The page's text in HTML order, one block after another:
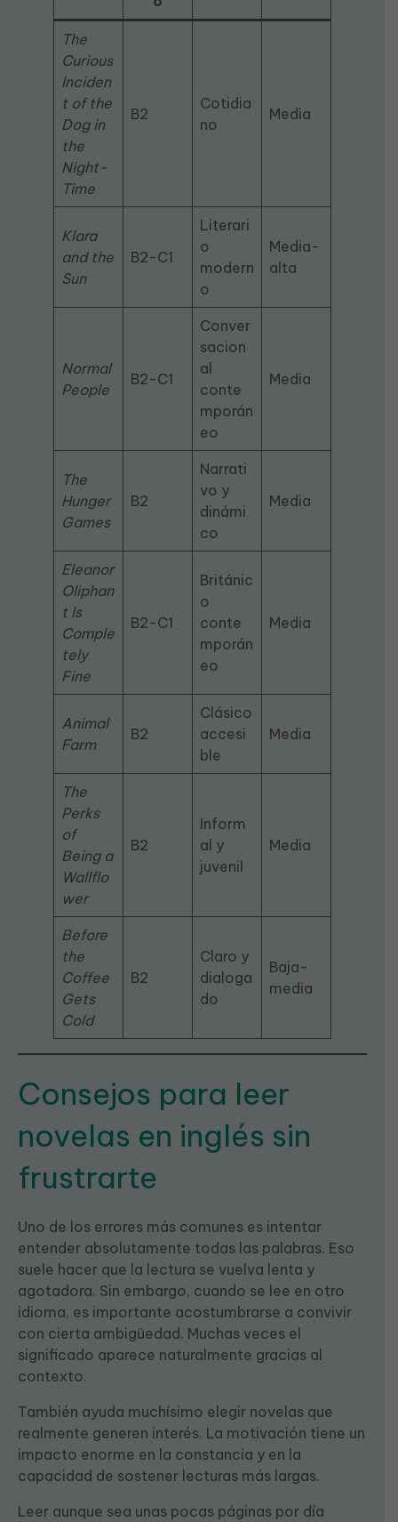
The
Curious
Inciden
t of the
Dog in
the
Night-
Time
B2
Cotidia
no
Media
Klara
and the
Sun
B2-C1
Literari
o
modern
o
Media-
alta
Normal
People
B2-C1
Conver
sacion
al
conte
mporán
eo
Media
The
Hunger
Games
B2
Narrati
vo y
dinámi
co
Media
Eleanor
Oliphan
t Is
Comple
tely
Fine
B2-C1
Británic
o
conte
mporán
eo
Media
Animal
Farm
B2
Clásico
accesi
ble
Media
The
Perks
of
Being a
Wallflo
wer
B2
Inform
al y
juvenil
Media
Before
the
Coffee
Gets
Cold
B2
Claro y
dialoga
do
Baja-
media
Consejos para leer
novelas en inglés sin
frustrarte
Uno de los errores más comunes es intentar
entender absolutamente todas las palabras. Eso
suele hacer que la lectura se vuelva lenta y
agotadora. Sin embargo, cuando se lee en otro
idioma, es importante acostumbrarse a convivir
con cierta ambigüedad. Muchas veces el
significado aparece naturalmente gracias al
contexto.
También ayuda muchísimo elegir novelas que
realmente generen interés. La motivación tiene un
impacto enorme en la constancia y en la
capacidad de sostener lecturas más largas.
Leer aunque sea unas pocas páginas por día